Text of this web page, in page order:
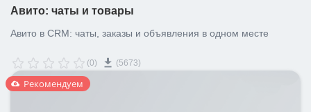
Авито: чаты и товары
Авито в CRM: чаты, заказы и объявления в одном месте
(0) (5673)
Рекомендуем